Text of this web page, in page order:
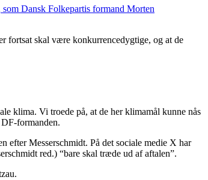
som Dansk Folkepartis formand Morten
fortsat skal være konkurrencedygtige, og at de
klima. Vi troede på, at de her klimamål kunne nås
formanden.
efter Messerschmidt. På det sociale medie X har
red.) “bare skal træde ud af aftalen”.